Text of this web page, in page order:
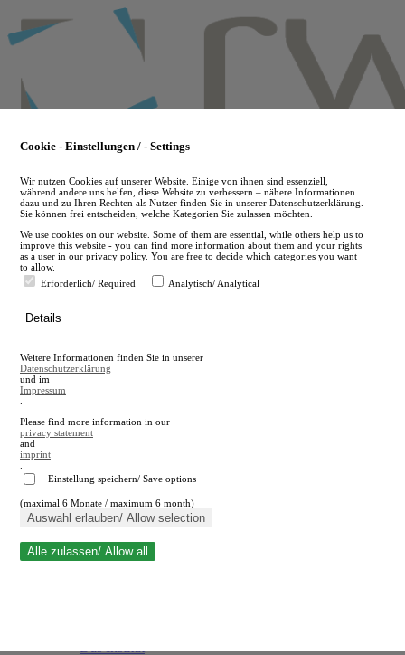
to
main
en
A
A
Suche schließen
Cookie - Einstellungen / - Settings
Wir nutzen Cookies auf unserer Website. Einige von ihnen sind essenziell,
während andere uns helfen, diese Website zu verbessern – nähere Informationen
dazu und zu Ihren Rechten als Nutzer finden Sie in unserer Datenschutzerklärung.
Sie können frei entscheiden, welche Kategorien Sie zulassen möchten.
We use cookies on our website. Some of them are essential, while others help us to
improve this website - you can find more information about them and your rights
as a user in our privacy policy. You are free to decide which categories you want
to allow.
Erforderlich/ Required
Analytisch/ Analytical
Details
Weitere Informationen finden Sie in unserer
Datenschutzerklärung
und im
Impressum
Please find more information in our
privacy statement
and
imprint
Einstellung speichern/ Save options
(maximal 6 Monate / maximum 6 month)
Auswahl erlauben/ Allow selection
Alle zulassen/ Allow all